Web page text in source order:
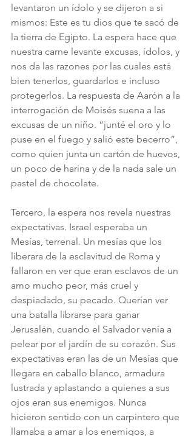
levantaron un ídolo y se dijeron a si
mismos: Este es tu dios que te sacó de
la tierra de Egipto. La espera hace que
nuestra carne levante excusas, ídolos, y
nos da las razones por las cuales está
bien tenerlos, guardarlos e incluso
protegerlos. La respuesta de Aarón a la
interrogación de Moisés suena a las
excusas de un niño. “junté el oro y lo
puse en el fuego y salió este becerro”,
como quien junta un cartón de huevos,
un poco de harina y de la nada sale un
pastel de chocolate.
Tercero, la espera nos revela nuestras
expectativas. Israel esperaba un
Mesías, terrenal. Un mesías que los
liberara de la esclavitud de Roma y
fallaron en ver que eran esclavos de un
amo mucho peor, más cruel y
despiadado, su pecado. Querían ver
una batalla librarse para ganar
Jerusalén, cuando el Salvador venía a
pelear por el jardín de su corazón. Sus
expectativas eran las de un Mesías que
llegara en caballo blanco, armadura
lustrada y aplastando a quienes a sus
ojos eran sus enemigos. Nunca
hicieron sentido con un carpintero que
llamaba a amar a los enemigos, a